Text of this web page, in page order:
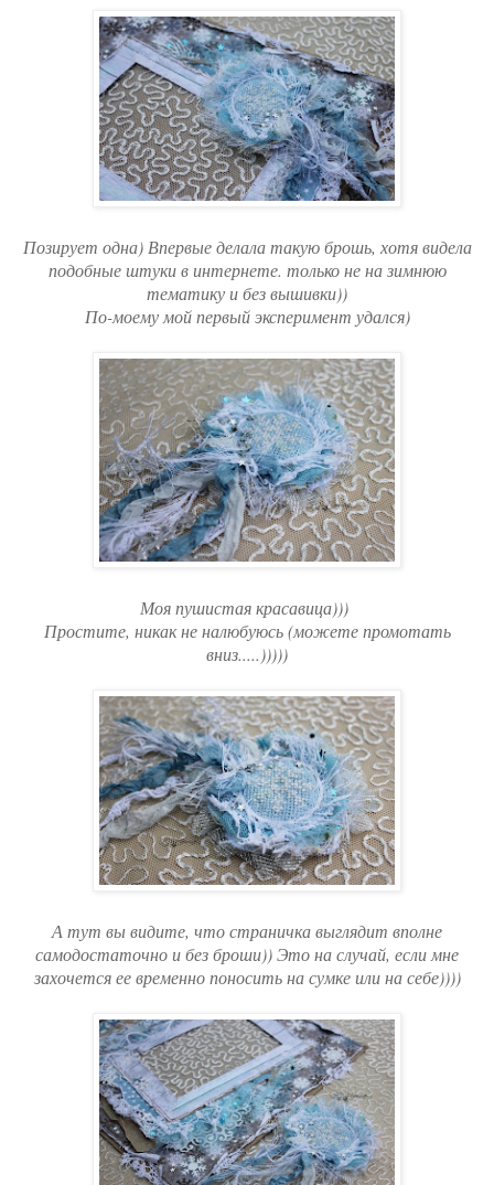
Позирует одна) Впервые делала такую брошь, хотя видела
подобные штуки в интернете. только не на зимнюю
тематику и без вышивки))
По-моему мой первый эксперимент удался)
Моя пушистая красавица)))
Простите, никак не налюбуюсь (можете промотать
вниз.....)))))
А тут вы видите, что страничка выглядит вполне
самодостаточно и без броши)) Это на случай, если мне
захочется ее временно поносить на сумке или на себе))))